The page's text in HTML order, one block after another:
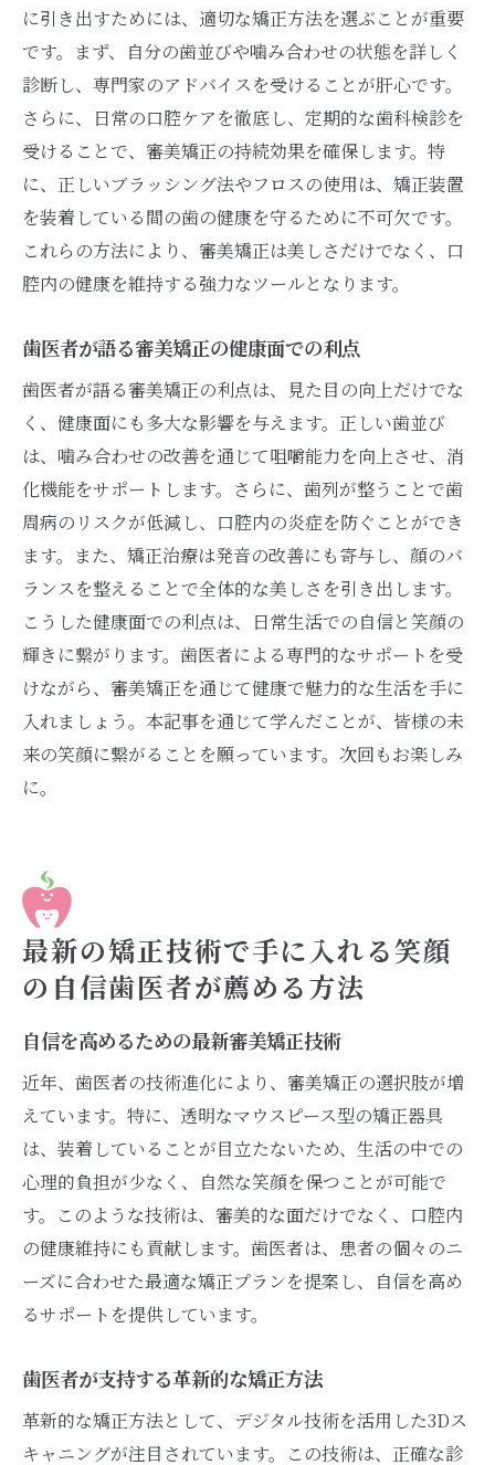
に引き出すためには、適切な矯正方法を選ぶことが重要
です。まず、自分の歯並びや噛み合わせの状態を詳しく
診断し、専門家のアドバイスを受けることが肝心です。
さらに、日常の口腔ケアを徹底し、定期的な歯科検診を
受けることで、審美矯正の持続効果を確保します。特
に、正しいブラッシング法やフロスの使用は、矯正装置
を装着している間の歯の健康を守るために不可欠です。
これらの方法により、審美矯正は美しさだけでなく、口
腔内の健康を維持する強力なツールとなります。
歯医者が語る審美矯正の健康面での利点
歯医者が語る審美矯正の利点は、見た目の向上だけでな
く、健康面にも多大な影響を与えます。正しい歯並び
は、噛み合わせの改善を通じて咀嚼能力を向上させ、消
化機能をサポートします。さらに、歯列が整うことで歯
周病のリスクが低減し、口腔内の炎症を防ぐことができ
ます。また、矯正治療は発音の改善にも寄与し、顔のバ
ランスを整えることで全体的な美しさを引き出します。
こうした健康面での利点は、日常生活での自信と笑顔の
輝きに繋がります。歯医者による専門的なサポートを受
けながら、審美矯正を通じて健康で魅力的な生活を手に
入れましょう。本記事を通じて学んだことが、皆様の未
来の笑顔に繋がることを願っています。次回もお楽しみ
に。
最新の矯正技術で手に入れる笑顔
の自信歯医者が薦める方法
自信を高めるための最新審美矯正技術
近年、歯医者の技術進化により、審美矯正の選択肢が増
えています。特に、透明なマウスピース型の矯正器具
は、装着していることが目立たないため、生活の中での
心理的負担が少なく、自然な笑顔を保つことが可能で
す。このような技術は、審美的な面だけでなく、口腔内
の健康維持にも貢献します。歯医者は、患者の個々のニ
ーズに合わせた最適な矯正プランを提案し、自信を高め
るサポートを提供しています。
歯医者が支持する革新的な矯正方法
革新的な矯正方法として、デジタル技術を活用した3Dス
キャニングが注目されています。この技術は、正確な診